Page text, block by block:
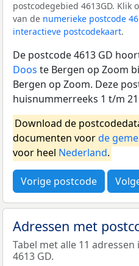
postcodegebied 4613GD. Klik
van de numerieke postcode
interactieve postcodekaart.
De postcode 4613 GD
Doos te Bergen op Zoom
Bergen op Zoom. Deze
huisnummerreeks 1 t/m
Download de
documenten voorde
voor heel Nederland.
Vorige postcode
Adressen met
Tabel met alle 11
4613 GD.